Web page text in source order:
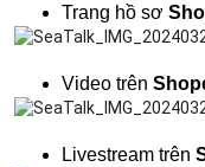
Trang hồ sơ
Video trên
Livestream trên